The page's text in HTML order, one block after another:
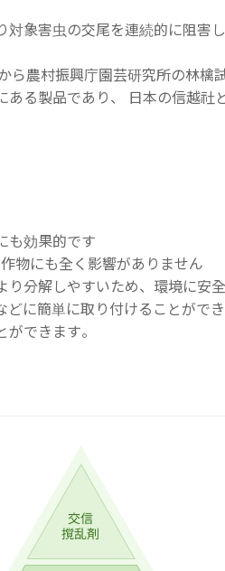
象害虫の交尾を連続的に阻害
ら農村振興庁園芸研究所の林
る製品であり、 日本の信越社
も効果的です
物にも全く影響がありません
り分解しやすいため、環境に安
どに簡単に取り付けることがで
できます。